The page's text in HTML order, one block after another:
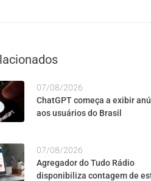
07/08/2026
ChatGPT começa a exibir
aos usuários do Brasil
07/08/2026
Agregador do Tudo Rádio
disponibiliza contagem de